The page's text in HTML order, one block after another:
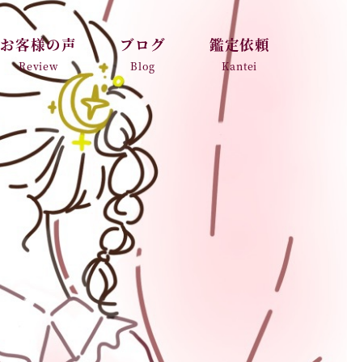
お客様の声
Review
ブログ
Blog
鑑定依頼
Kantei